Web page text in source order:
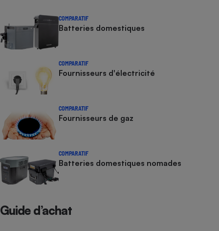
COMPARATIF
Batteries domestiques
COMPARATIF
Fournisseurs d'électricité
COMPARATIF
Fournisseurs de gaz
COMPARATIF
Batteries domestiques nomades
Guide d’achat